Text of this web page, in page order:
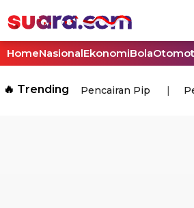
HomeNasionalEkonomiBola
🔥 Trending Pencairan Pip